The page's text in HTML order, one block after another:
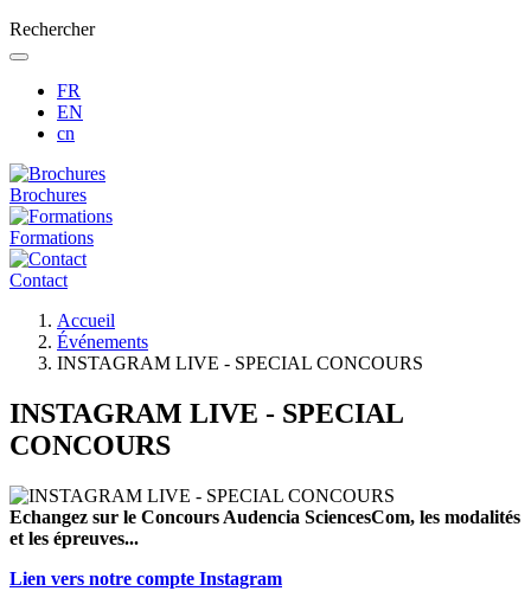
Rechercher
FR
EN
cn
Brochures
Formations
Contact
d'Ariane
Accueil
Événements
INSTAGRAM LIVE - SPECIAL CONCOURS
INSTAGRAM LIVE - SPECIAL
CONCOURS
Echangez sur le Concours Audencia SciencesCom, les modalités
et les épreuves...
Lien vers notre compte Instagram